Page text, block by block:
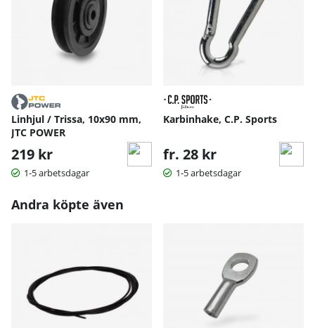
Linhjul / Trissa, 10x90 mm,
JTC POWER
219 kr
1-5 arbetsdagar
Karbinhake, C.P. Sports
fr. 28 kr
1-5 arbetsdagar
Andra köpte även